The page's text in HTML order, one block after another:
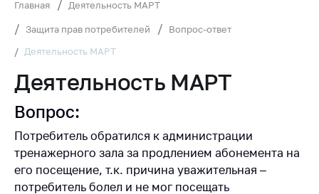
деятельность
Общественно-
консультативный
совет
Соискателям
Награждения
Главная Деятельность МАРТ
Защита прав потребителей
Вопрос-ответ
Деятельность МАРТ
Деятельность МАРТ
Вопрос:
Потребитель обратился к администрации
тренажерного зала за продлением абонемента на
его посещение, т.к. причина уважительная –
потребитель болел и не мог посещать